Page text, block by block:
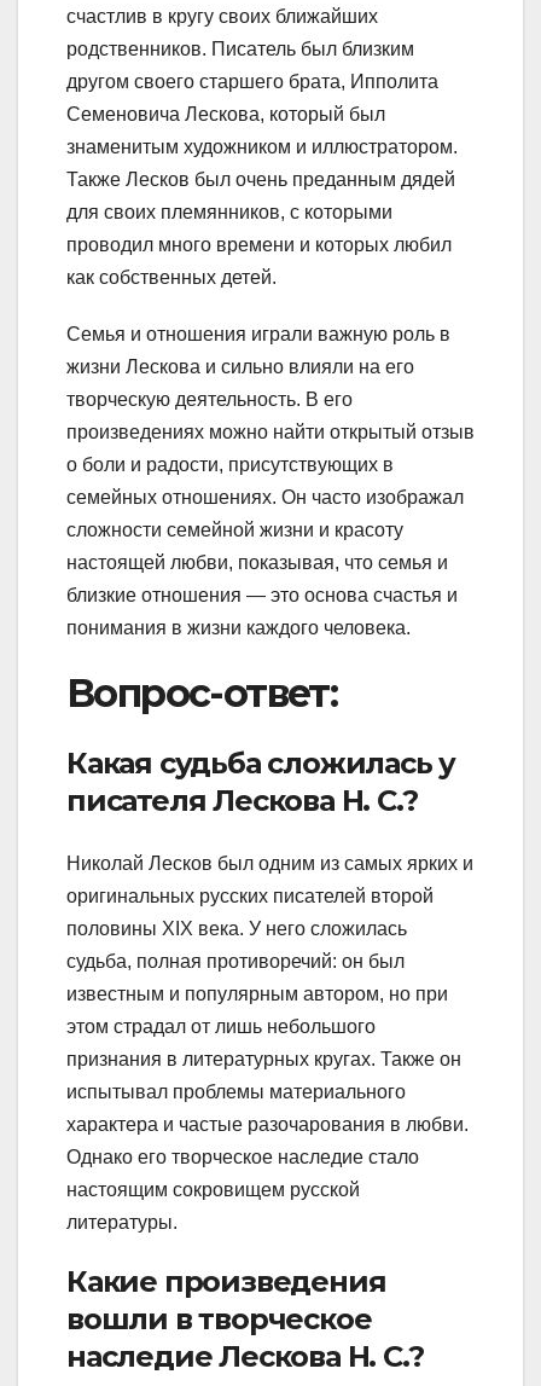
счастлив в кругу своих ближайших
родственников. Писатель был близким
другом своего старшего брата, Ипполита
Семеновича Лескова, который был
знаменитым художником и иллюстратором.
Также Лесков был очень преданным дядей
для своих племянников, с которыми
проводил много времени и которых любил
как собственных детей.
Семья и отношения играли важную роль в
жизни Лескова и сильно влияли на его
творческую деятельность. В его
произведениях можно найти открытый отзыв
о боли и радости, присутствующих в
семейных отношениях. Он часто изображал
сложности семейной жизни и красоту
настоящей любви, показывая, что семья и
близкие отношения — это основа счастья и
понимания в жизни каждого человека.
Вопрос-ответ:
Какая судьба сложилась у
писателя Лескова Н. С.?
Николай Лесков был одним из самых ярких и
оригинальных русских писателей второй
половины XIX века. У него сложилась
судьба, полная противоречий: он был
известным и популярным автором, но при
этом страдал от лишь небольшого
признания в литературных кругах. Также он
испытывал проблемы материального
характера и частые разочарования в любви.
Однако его творческое наследие стало
настоящим сокровищем русской
литературы.
Какие произведения
вошли в творческое
наследие Лескова Н. С.?